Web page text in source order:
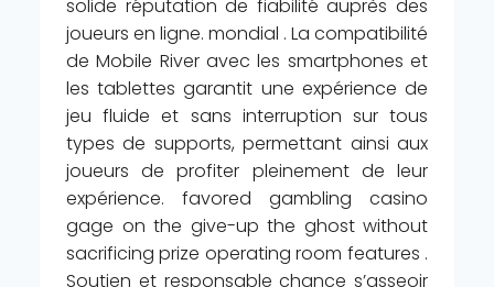
solide réputation de fiabilité auprès des
joueurs en ligne. mondial . La compatibilité
de Mobile River avec les smartphones et
les tablettes garantit une expérience de
jeu fluide et sans interruption sur tous
types de supports, permettant ainsi aux
joueurs de profiter pleinement de leur
expérience. favored gambling casino
gage on the give-up the ghost without
sacrificing prize operating room features .
Soutien et responsable chance s’asseoir